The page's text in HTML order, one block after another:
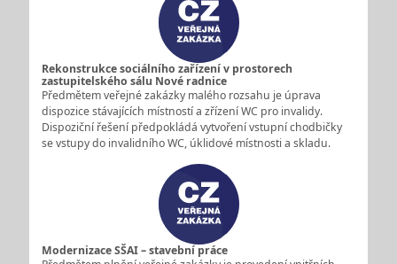
Rekonstrukce sociálního zařízení v prostorech
zastupitelského sálu Nové radnice
Předmětem veřejné zakázky malého rozsahu je úprava
dispozice stávajících místností a zřízení WC pro invalidy.
Dispoziční řešení předpokládá vytvoření vstupní chodbičky
se vstupy do invalidního WC, úklidové místnosti a skladu.
Modernizace SŠAI – stavební práce